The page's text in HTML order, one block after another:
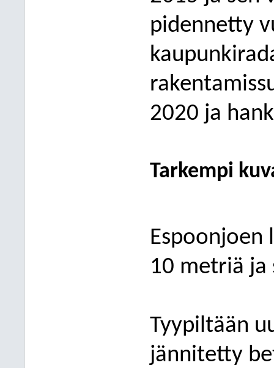
pidennetty
2020 ja
Tarkempi
Espoonjoen
10 metriä ja
Tyypiltään
jännitetty